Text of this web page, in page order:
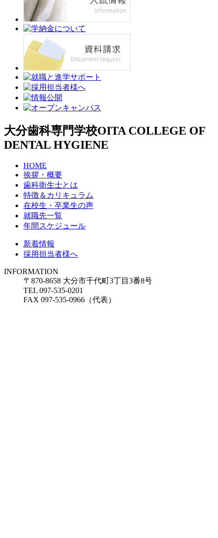
大分歯科専門学校OITA COLLEGE OF
DENTAL HYGIENE
HOME
挨拶・概要
歯科衛生士とは
特徴＆カリキュラム
在校生・卒業生の声
就職先一覧
年間スケジュール
新着情報
採用担当者様へ
INFORMATION
〒870-8658 大分市千代町3丁目3番8号
TEL 097-535-0201
FAX 097-535-0966（代表）